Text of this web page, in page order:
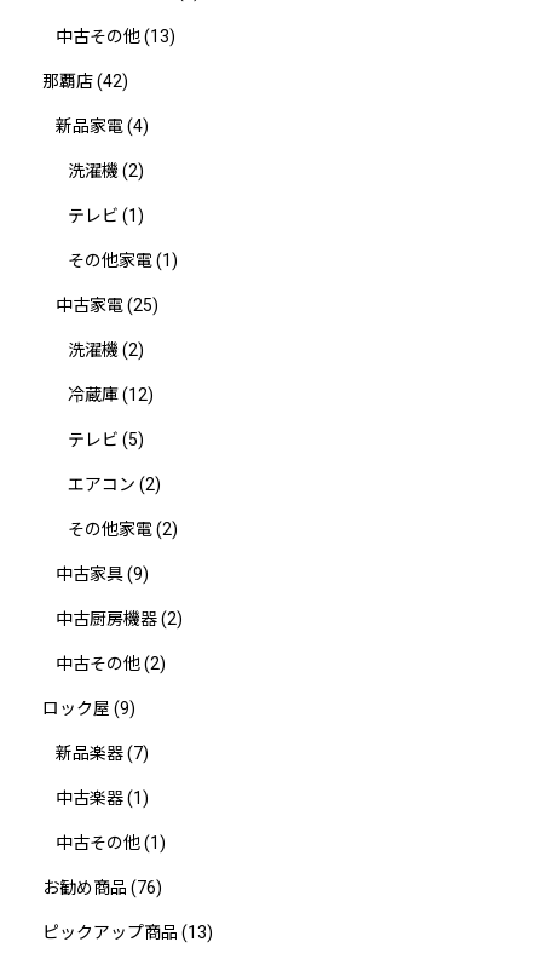
中古その他(13)
那覇店(42)
新品家電(4)
洗濯機 (2)
テレビ (1)
その他家電(1)
中古家電(25)
洗濯機 (2)
冷蔵庫(12)
テレビ (5)
エアコン (2)
その他家電(2)
中古家具(9)
中古厨房機器(2)
中古その他(2)
ロック屋 (9)
新品楽器(7)
中古楽器(1)
中古その他(1)
お勧め商品 (76)
ピックアップ商品 (13)